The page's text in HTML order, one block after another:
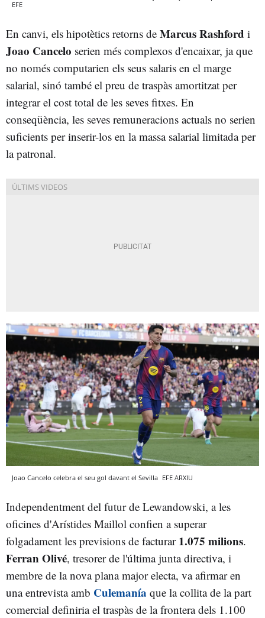
EFE
En canvi, els hipotètics retorns de Marcus Rashford i
Joao Cancelo serien més complexos d'encaixar, ja que
no només computarien els seus salaris en el marge
salarial, sinó també el preu de traspàs amortitzat per
integrar el cost total de les seves fitxes. En
conseqüència, les seves remuneracions actuals no serien
suficients per inserir-los en la massa salarial limitada per
la patronal.
Joao Cancelo celebra el seu gol davant el Sevilla EFE ARXIU
Independentment del futur de Lewandowski, a les
oficines d'Arístides Maillol confien a superar
folgadament les previsions de facturar 1.075 milions.
Ferran Olivé, tresorer de l'última junta directiva, i
membre de la nova plana major electa, va afirmar en
una entrevista amb Culemanía que la collita de la part
comercial definiria el traspàs de la frontera dels 1.100